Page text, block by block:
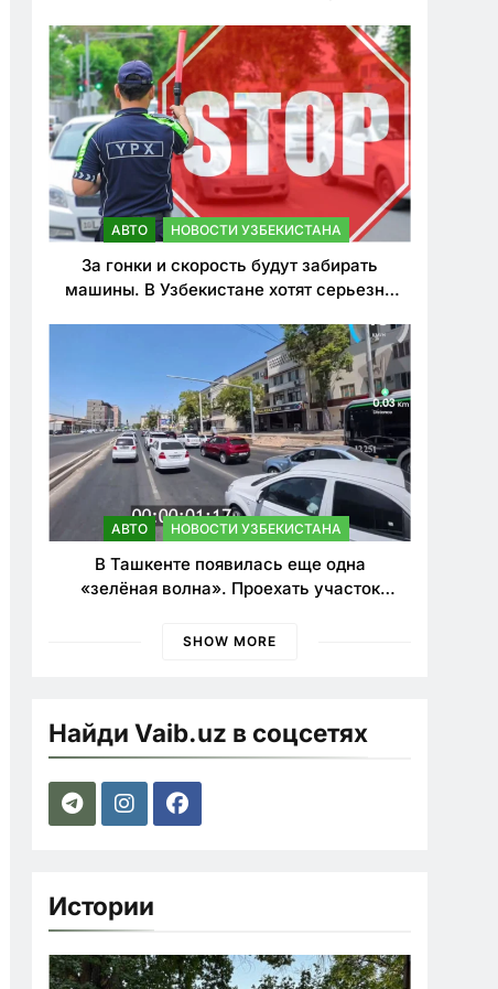
АВТО НОВОСТИ УЗБЕКИСТАНА
За гонки и скорость будут забирать
машины. В Узбекистане хотят серьезно
АВТО НОВОСТИ УЗБЕКИСТАНА
В Ташкенте появилась еще одна
«зелёная волна». Проехать участок
SHOW MORE
Найди Vaib.uz в соцсетях
Истории